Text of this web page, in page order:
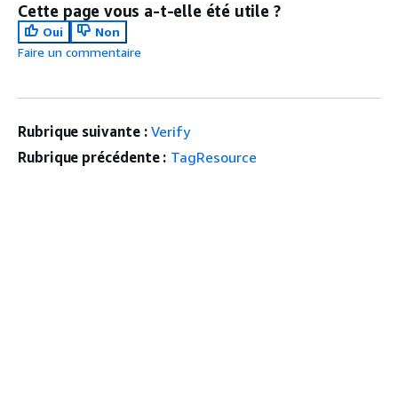
Cette page vous a-t-elle été utile ?
Oui
Non
Faire un commentaire
Rubrique suivante : Verify
Rubrique précédente : TagResource